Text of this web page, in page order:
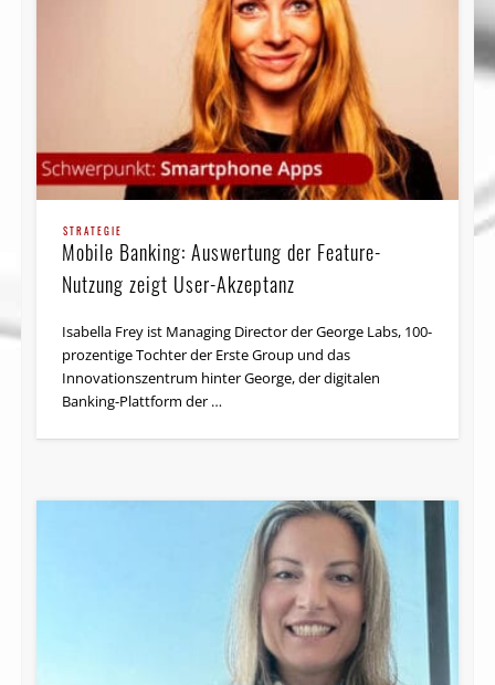
STRATEGIE
Mobile Banking: Auswertung der Feature-
Nutzung zeigt User-Akzeptanz
Isabella Frey ist Managing Director der George Labs, 100-
prozentige Tochter der Erste Group und das
Innovationszentrum hinter George, der digitalen
Banking-Plattform der …